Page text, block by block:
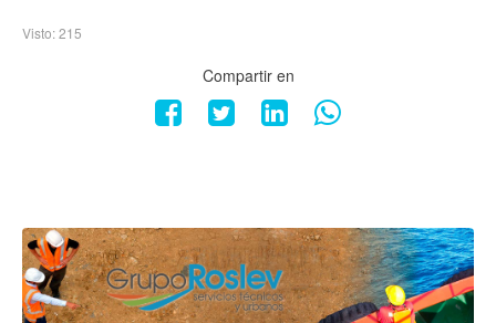
Visto: 215
Compartir en